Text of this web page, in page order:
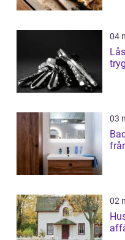
04
03
02